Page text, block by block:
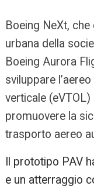
Boeing NeXt,
urbana della
Boeing Aurora
sviluppare
verticale
promuovere la
trasporto aereo
Il prototipo PAV
e un atterraggio